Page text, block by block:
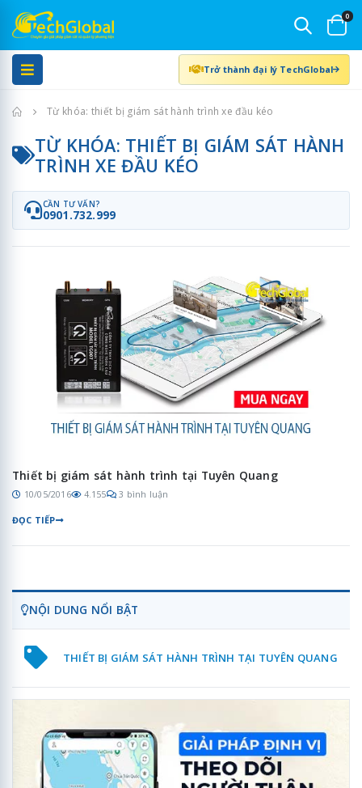
0
Trở thành đại lý TechGlobal
Trang chủTừ khóa: thiết bị giám sát hành trình xe đầu kéo
TỪ KHÓA: THIẾT BỊ GIÁM SÁT HÀNH
TRÌNH XE ĐẦU KÉO
CẦN TƯ VẤN?
0901.732.999
Thiết bị giám sát hành trình tại Tuyên Quang
10/05/2016 4.155 3 bình luận
ĐỌC TIẾP
NỘI DUNG NỔI BẬT
THIẾT BỊ GIÁM SÁT HÀNH TRÌNH TẠI TUYÊN QUANG